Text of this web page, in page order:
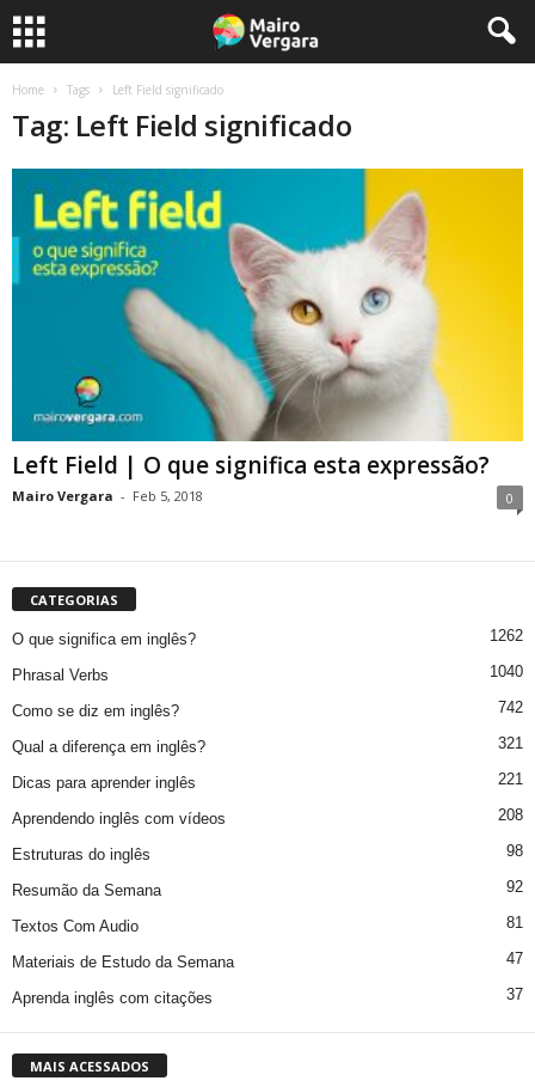
Home Tags Left Field significado
Tag: Left Field significado
Left Field | O que significa esta expressão?
Mairo Vergara - Feb 5, 2018 0
CATEGORIAS
O que significa em inglês? 1262
Phrasal Verbs 1040
Como se diz em inglês? 742
Qual a diferença em inglês? 321
Dicas para aprender inglês 221
Aprendendo inglês com vídeos 208
Estruturas do inglês 98
Resumão da Semana 92
Textos Com Audio 81
Materiais de Estudo da Semana 47
Aprenda inglês com citações 37
MAIS ACESSADOS